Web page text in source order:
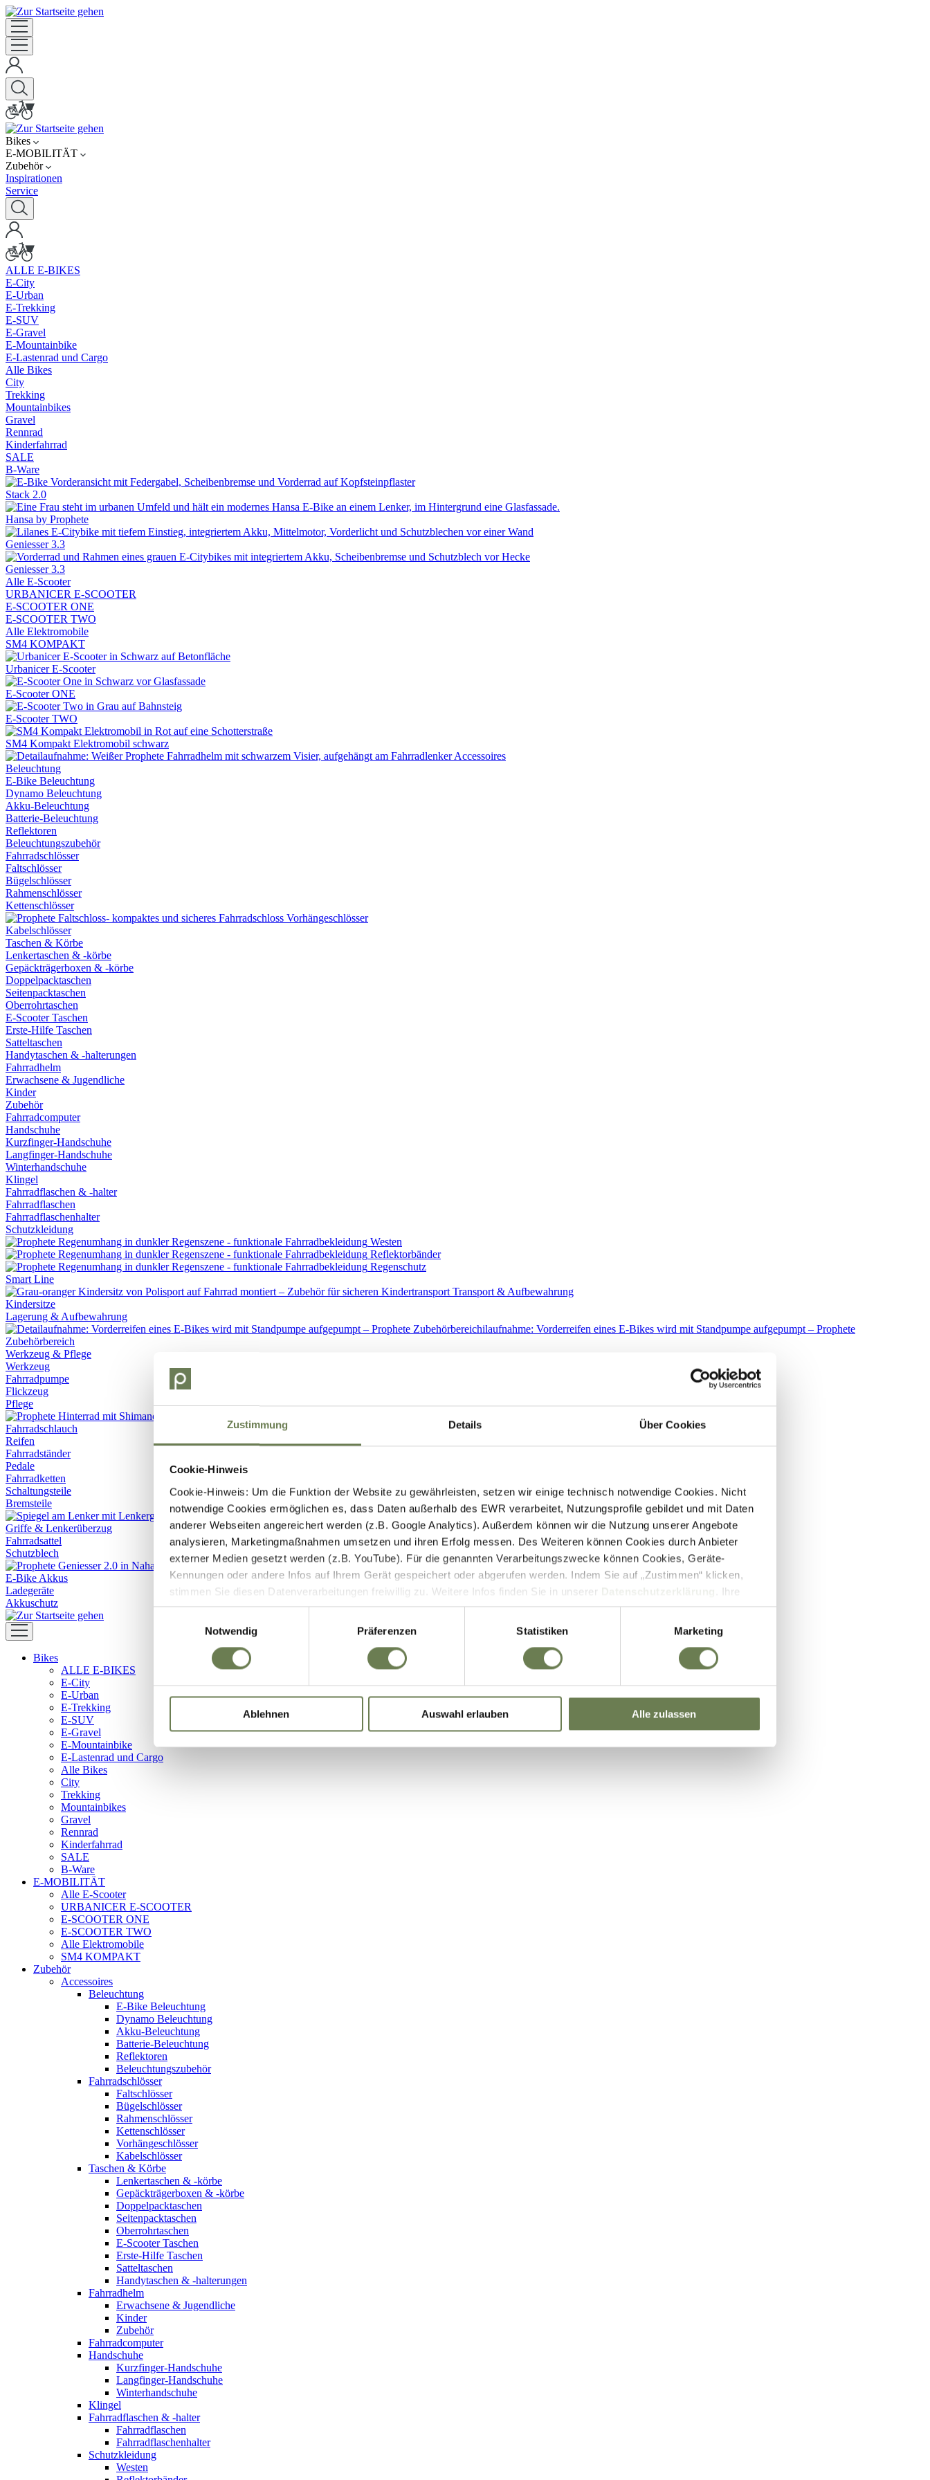
Zustimmung Details Über Cookies
Cookie-Hinweis
Cookie-Hinweis: Um die Funktion der Website zu gewährleisten, setzen wir einige technisch notwendige Cookies. Nicht
notwendige Cookies ermöglichen es, dass Daten außerhalb des EWR verarbeitet, Nutzungsprofile gebildet und mit Daten
anderer Webseiten angereichert werden (z.B. Google Analytics). Außerdem können wir die Nutzung unserer Angebote
analysieren, Marketingmaßnahmen umsetzen und ihren Erfolg messen. Des Weiteren können Cookies durch Anbieter
externer Medien gesetzt werden (z.B. YouTube). Für die genannten Verarbeitungszwecke können Cookies, Geräte-
Kennungen oder andere Infos auf Ihrem Gerät gespeichert oder abgerufen werden. Indem Sie auf „Zustimmen“ klicken,
stimmen Sie diesen Datenverarbeitungen freiwillig zu. Weitere Infos finden Sie in unserer Datenschutzerklärung
. Ihre
Zustimmung umfasst zeitlich begrenzt auch die Einwilligung zur Datenverarbeitung außerhalb des EWR wie zum Beispiel
in den USA (Art. 49 Abs. 1 lit. a) DSGVO), sofern für den entsprechenden Dienst keine Zertifizierung nach dem EU-US
Data Privacy Framework vorliegt. In den USA ist es möglich, dass Behörden zu Kontroll- und Überwachungszwecken auf
Ihre Daten zugreifen und dabei weder wirksame Rechtsbehelfe noch Betroffenenrechte durchsetzbar sein können. Unter
Notwendig
Präferenzen Statistiken Marketing
Ablehnen Auswahl erlauben Alle zulassen
Bikes
E-MOBILITÄT
Zubehör
Inspirationen
Service
ALLE E-BIKES
E-City
E-Urban
E-Trekking
E-SUV
E-Gravel
E-Mountainbike
E-Lastenrad und Cargo
Alle Bikes
City
Trekking
Mountainbikes
Gravel
Rennrad
Kinderfahrrad
SALE
B-Ware
Stack 2.0
Hansa by Prophete
Geniesser 3.3
Geniesser 3.3
Alle E-Scooter
URBANICER E-SCOOTER
E-SCOOTER ONE
E-SCOOTER TWO
Alle Elektromobile
SM4 KOMPAKT
Urbanicer E-Scooter
E-Scooter ONE
E-Scooter TWO
SM4 Kompakt Elektromobil schwarz
Accessoires
Beleuchtung
E-Bike Beleuchtung
Dynamo Beleuchtung
Akku-Beleuchtung
Batterie-Beleuchtung
Reflektoren
Beleuchtungszubehör
Fahrradschlösser
Faltschlösser
Bügelschlösser
Rahmenschlösser
Kettenschlösser
Vorhängeschlösser
Kabelschlösser
Taschen & Körbe
Lenkertaschen & -körbe
Gepäckträgerboxen & -körbe
Doppelpacktaschen
Seitenpacktaschen
Oberrohrtaschen
E-Scooter Taschen
Erste-Hilfe Taschen
Satteltaschen
Handytaschen & -halterungen
Fahrradhelm
Erwachsene & Jugendliche
Kinder
Zubehör
Fahrradcomputer
Handschuhe
Kurzfinger-Handschuhe
Langfinger-Handschuhe
Winterhandschuhe
Klingel
Fahrradflaschen & -halter
Fahrradflaschen
Fahrradflaschenhalter
Schutzkleidung
Westen
Reflektorbänder
Regenschutz
Smart Line
Transport & Aufbewahrung
Kindersitze
Lagerung & Aufbewahrung
Werkzeug & Pflege
Werkzeug
Fahrradpumpe
Flickzeug
Pflege
Fahrradschlauch
Reifen
Fahrradständer
Pedale
Fahrradketten
Schaltungsteile
Bremsteile
Spiegel
Griffe & Lenkerüberzug
Fahrradsattel
Schutzblech
E-Bike Akkus & Ladegeräte
E-Bike Akkus
Ladegeräte
Akkuschutz
Bikes
ALLE E-BIKES
E-City
E-Urban
E-Trekking
E-SUV
E-Gravel
E-Mountainbike
E-Lastenrad und Cargo
Alle Bikes
City
Trekking
Mountainbikes
Gravel
Rennrad
Kinderfahrrad
SALE
B-Ware
E-MOBILITÄT
Alle E-Scooter
URBANICER E-SCOOTER
E-SCOOTER ONE
E-SCOOTER TWO
Alle Elektromobile
SM4 KOMPAKT
Zubehör
Accessoires
Beleuchtung
E-Bike Beleuchtung
Dynamo Beleuchtung
Akku-Beleuchtung
Batterie-Beleuchtung
Reflektoren
Beleuchtungszubehör
Fahrradschlösser
Faltschlösser
Bügelschlösser
Rahmenschlösser
Kettenschlösser
Vorhängeschlösser
Kabelschlösser
Taschen & Körbe
Lenkertaschen & -körbe
Gepäckträgerboxen & -körbe
Doppelpacktaschen
Seitenpacktaschen
Oberrohrtaschen
E-Scooter Taschen
Erste-Hilfe Taschen
Satteltaschen
Handytaschen & -halterungen
Fahrradhelm
Erwachsene & Jugendliche
Kinder
Zubehör
Fahrradcomputer
Handschuhe
Kurzfinger-Handschuhe
Langfinger-Handschuhe
Winterhandschuhe
Klingel
Fahrradflaschen & -halter
Fahrradflaschen
Fahrradflaschenhalter
Schutzkleidung
Westen